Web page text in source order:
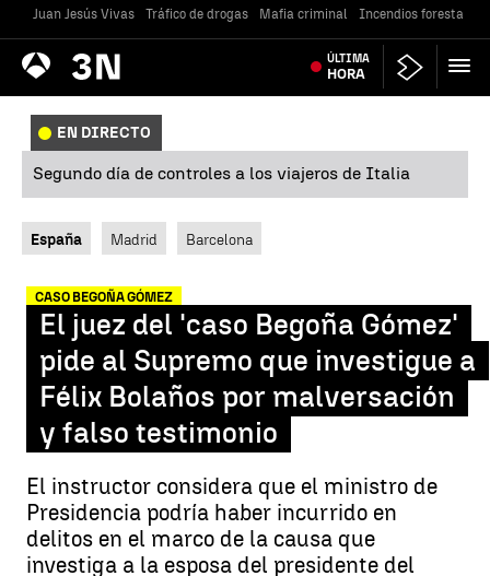
Juan Jesús Vivas Tráfico de drogas Mafia criminal Incendios forestales
Antena
3 Noticias ÚLTIMA
HORA
EN DIRECTO
Segundo día de controles a los viajeros de Italia
España Madrid Barcelona
CASO BEGOÑA GÓMEZ
El juez del 'caso Begoña Gómez'
pide al Supremo que investigue a
Félix Bolaños por malversación
y falso testimonio
El instructor considera que el ministro de
Presidencia podría haber incurrido en
delitos en el marco de la causa que
investiga a la esposa del presidente del